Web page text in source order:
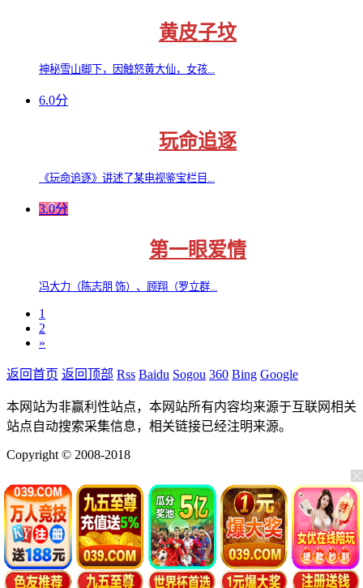
黄皮子坟
神秘雪山脚下，因触怒黄大仙，女孩...
6.0分
玩命追逐
《玩命追逐》讲述了某电视鉴宝栏目...
3.0分
第一眼爱情
冯大力（陈志朋 饰）、顾翔（罗立群...
1
2
»
返回首页 返回顶部 Rss Baidu Sogou 360 Bing Google
本网站为非赢利性站点，本网站所有内容均来源于互联网相关
站点自动搜索采集信息，相关链接已经注明来源。
Copyright © 2008-2018